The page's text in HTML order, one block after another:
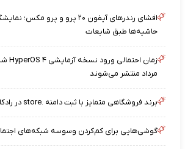
افشای رندرهای آیفون ۲۰ پرو و پرو
حاشیه‌ها طبق شایعات
مرداد منتشر می‌شوند
برند فروشگاهی متمایز با ثبت دامنه .store در رادکام
گوشی‌هایی برای کم‌کردن وسوسه شبکه‌های اجتماعی